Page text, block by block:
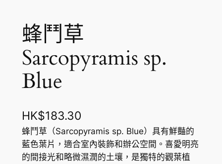
蜂鬥草
Sarcopyramis sp.
Blue
HK$183.30
蜂鬥草（Sarcopyramis sp. Blue）具有鮮豔的
藍色葉片，適合室內裝飾和辦公空間。喜愛明亮
的間接光和略微濕潤的土壤，是獨特的觀葉植